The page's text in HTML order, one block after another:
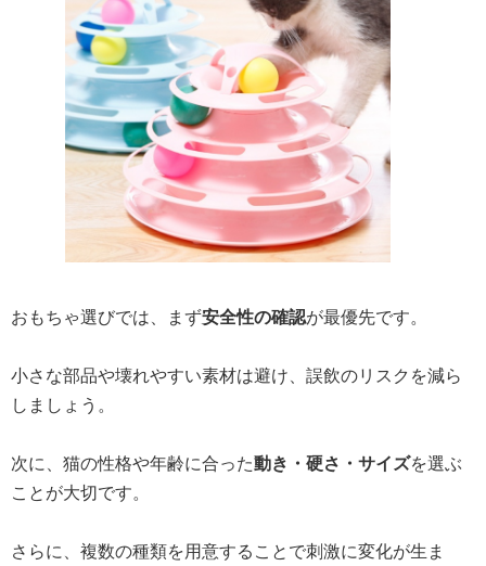
おもちゃ選びでは、まず安全性の確認が最優先です。
小さな部品や壊れやすい素材は避け、誤飲のリスクを減ら
しましょう。
次に、猫の性格や年齢に合った動き・硬さ・サイズを選ぶ
ことが大切です。
さらに、複数の種類を用意することで刺激に変化が生ま